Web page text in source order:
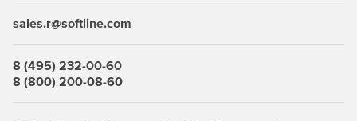
Запуск проектом миграции по расписанию и из
sales.r@softline.com
8 (495) 232-00-60
8 (800) 200-08-60